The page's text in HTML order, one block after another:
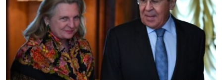
СПЕЦПРОЕКТИ
ДЕПОРТАЦІЯ
ВІДЕОУРОКИ «ELIFBE»
СВІДЧЕННЯ ОКУПАЦІЇ
ЯК ОБІЙТИ БЛОКУВАННЯ
Русский
Qırımtatar